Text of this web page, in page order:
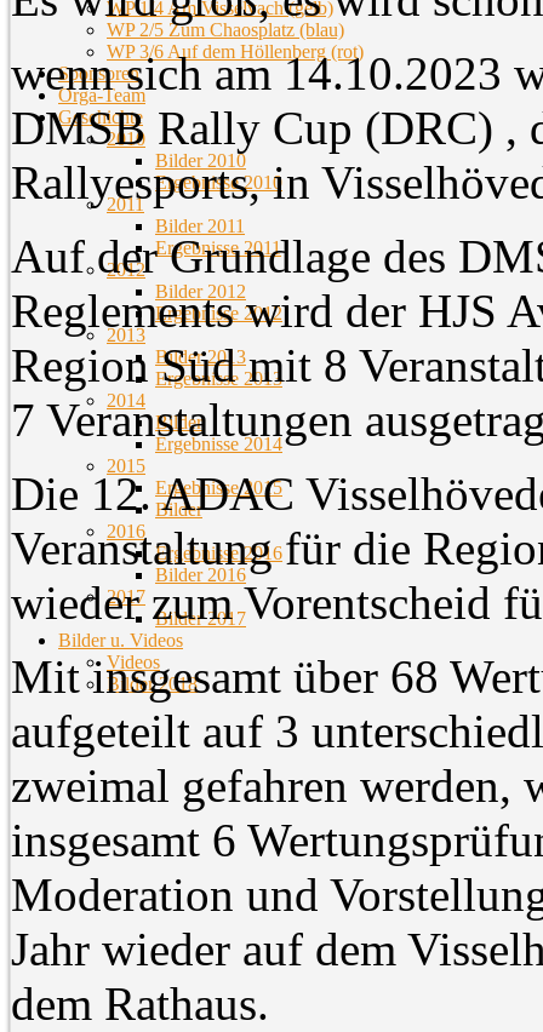
WP 1/4 Am Visselvach (gelb)
WP 2/5 Zum Chaosplatz (blau)
WP 3/6 Auf dem Höllenberg (rot)
Sponsoren
Orga-Team
Geschichte
2010
Bilder 2010
Ergebnisse 2010
2011
Bilder 2011
Ergebnisse 2011
2012
Bilder 2012
Ergebnisse 2012
2013
Bilder 2013
Ergebnisse 2013
2014
Bilder
Ergebnisse 2014
2015
Ergebnisse 2015
Bilder
2016
Ergebnisse 2016
Bilder 2016
2017
Bilder 2017
Bilder u. Videos
Videos
Bilder 2018
wenn sich am 14.10.2023
DMSB Rally Cup (DRC) ,
Rallyesports, in
Auf der Grundlage des
Reglements wird der HJS
Region Süd mit 8
7 Veranstaltungen
Die 12. ADAC
Veranstaltung für die
wieder zum Vorentscheid
Mit insgesamt über 68
aufgeteilt auf 3
zweimal gefahren werden,
insgesamt 6
Moderation und
Jahr wieder auf dem
dem Rathaus.